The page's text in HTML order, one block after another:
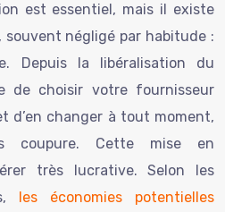
est essentiel, mais il existe
négligé par habitude :
Depuis la libéralisation du
de choisir votre fournisseur
d’en changer à tout moment,
coupure. Cette mise en
très lucrative. Selon les
les économies potentielles